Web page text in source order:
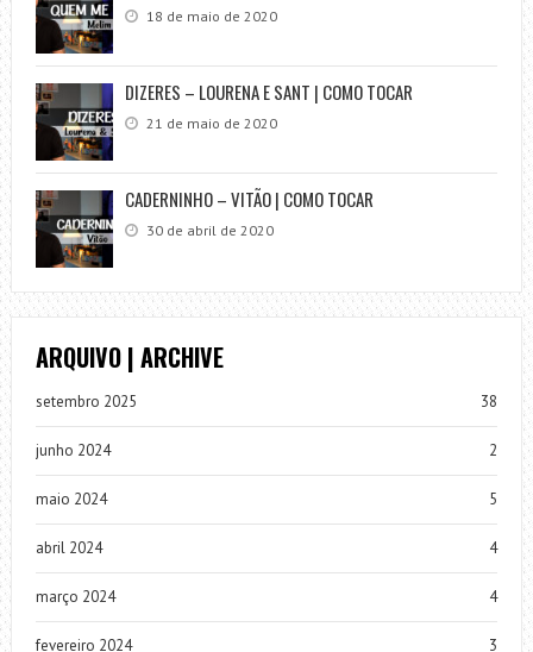
18 de maio de 2020
DIZERES – LOURENA E SANT | COMO TOCAR
21 de maio de 2020
CADERNINHO – VITÃO | COMO TOCAR
30 de abril de 2020
ARQUIVO | ARCHIVE
setembro 2025 38
junho 2024 2
maio 2024 5
abril 2024 4
março 2024 4
fevereiro 2024 3